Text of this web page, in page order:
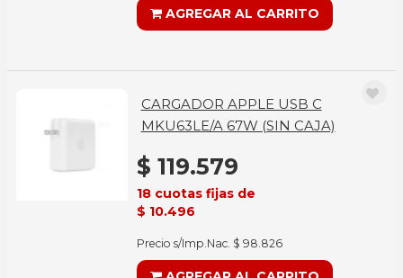
AGREGAR AL CARRITO
CARGADOR APPLE USB C
MKU63LE/A 67W (SIN CAJA)
$ 119.579
18 cuotas fijas de
$ 10.496
Precio s/Imp.Nac. $ 98.826